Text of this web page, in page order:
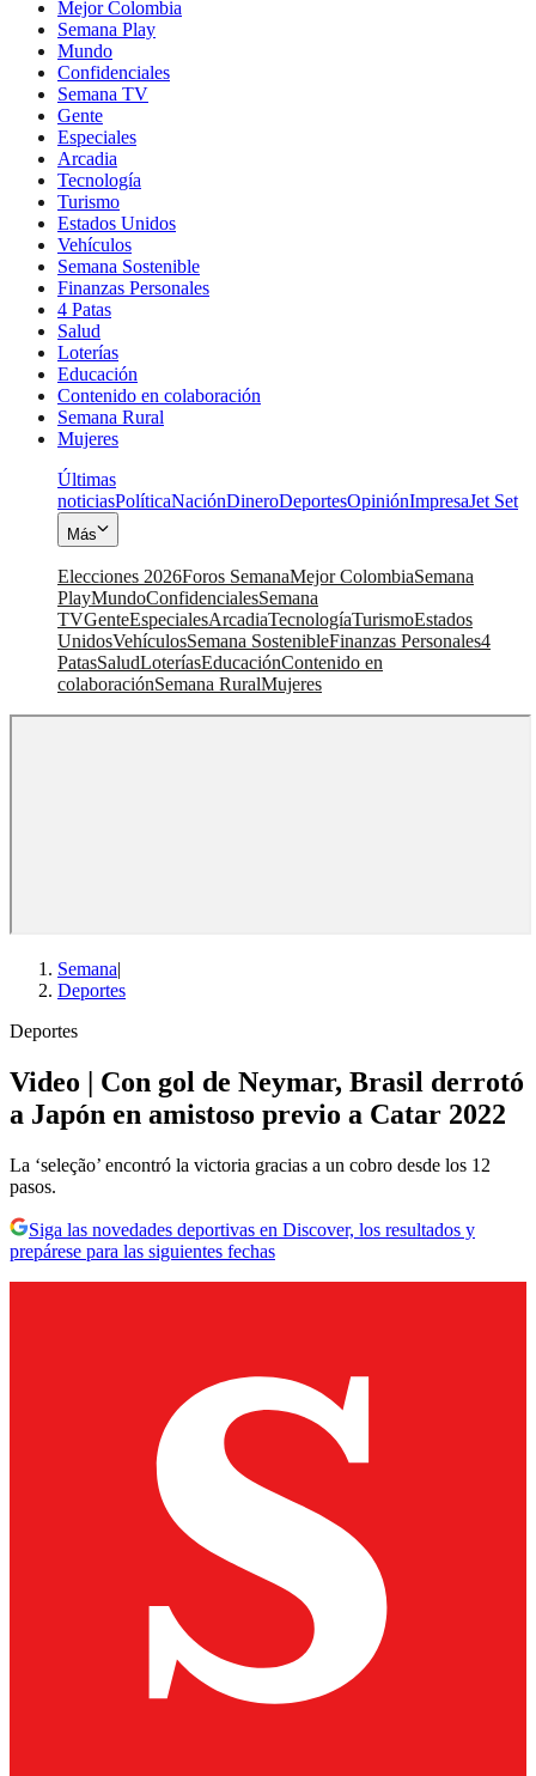
Mejor Colombia
Semana Play
Mundo
Confidenciales
Semana TV
Gente
Especiales
Arcadia
Tecnología
Turismo
Estados Unidos
Vehículos
Semana Sostenible
Finanzas Personales
4 Patas
Salud
Loterías
Educación
Contenido en colaboración
Semana Rural
Mujeres
Últimas
noticiasPolíticaNaciónDineroDeportesOpiniónImpresaJet Set
Más
Elecciones 2026Foros SemanaMejor ColombiaSemana
PlayMundoConfidencialesSemana
TVGenteEspecialesArcadiaTecnologíaTurismoEstados
UnidosVehículosSemana SostenibleFinanzas Personales4
PatasSaludLoteríasEducaciónContenido en
colaboraciónSemana RuralMujeres
Semana|
Deportes
Deportes
Video | Con gol de Neymar, Brasil derrotó
a Japón en amistoso previo a Catar 2022
La ‘seleção’ encontró la victoria gracias a un cobro desde los 12
pasos.
Siga las novedades deportivas en Discover, los resultados y
prepárese para las siguientes fechas